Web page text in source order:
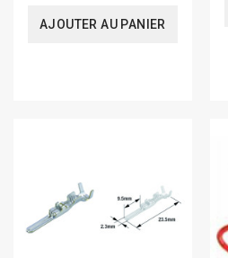
AJOUTER AU PANIER